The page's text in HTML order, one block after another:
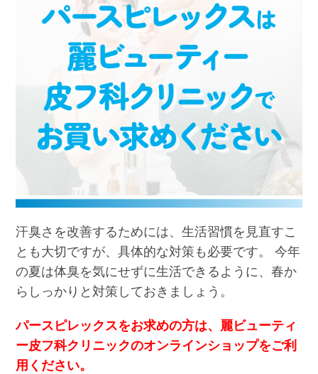
汗臭さを改善するためには、生活習慣を見直すこ
とも大切ですが、具体的な対策も必要です。 今年
の夏は体臭を気にせずに生活できるように、春か
らしっかりと対策しておきましょう。
パースピレックスをお求めの方は、麗ビューティ
ー皮フ科クリニックのオンラインショップをご利
用ください。